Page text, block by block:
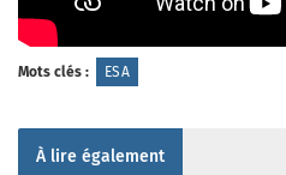
Mots clés : ESA
À lire également